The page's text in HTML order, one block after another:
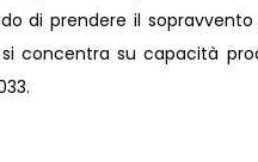
di prendere il sopravvento
concentra su capacità